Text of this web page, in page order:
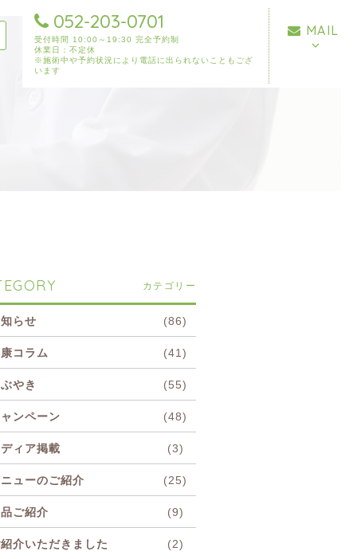
052-203-0701
受付時間 10:00～19:30 完全予約制
休業日：不定休
※施術中や予約状況により電話に出られないこともござ
います
MAIL
カテゴリー
らせ (86)
コラム (41)
やき (55)
ンペーン (48)
ディア掲載 (3)
ニューのご紹介 (25)
ご紹介 (9)
介いただきました (2)